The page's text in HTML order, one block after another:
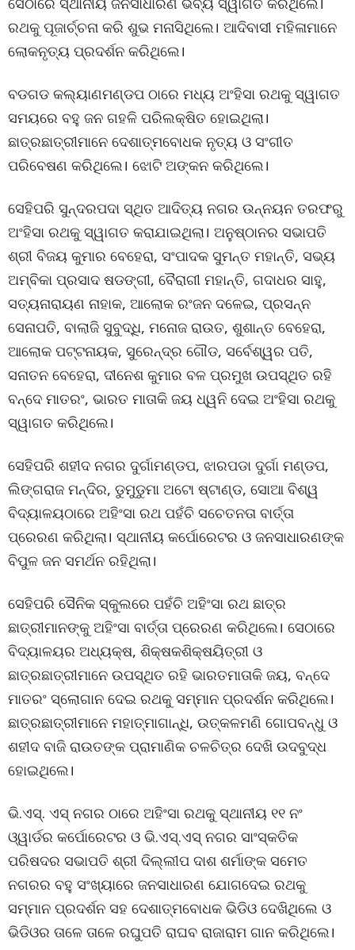
ରଥକୁ ପୂଜାର୍ଚ୍ଚନା କରି ଶୁଭ ମନାସିଥିଲେ। ଆଦିବାସୀ ମହିଳାମାନେ
ଲୋକନୃତ୍ୟ ପ୍ରଦର୍ଶନ କରିଥିଲେ।
ବଡଗଡ କଲ୍ୟାଣମଣ୍ଡପ ଠାରେ ମଧ୍ୟ ଅଂହିସା ରଥକୁ ସ୍ୱାଗତ
ସମୟରେ ବହୁ ଜନ ଗହଳି ପରିଲକ୍ଷିତ ହୋଇଥିଲା।
ଛାତ୍ରଛାତ୍ରୀମାନେ ଦେଶାତ୍ମବୋଧକ ନୃତ୍ୟ ଓ ସଂଗୀତ
ପରିବେଷଣ କରିଥିଲେ। ଝୋଟି ଅଙ୍କନ କରିଥିଲେ।
ସେହିପରି ସୁନ୍ଦରପଦା ସ୍ଥିତ ଆଦିତ୍ୟ ନଗର ଉନ୍ନୟନ ତରଫରୁ
ଅଂହିସା ରଥକୁ ସ୍ୱାଗତ କରାଯାଇଥିଲା। ଅନୁଷ୍ଠାନର ସଭାପତି
ଶ୍ରୀ ବିଜୟ କୁମାର ବେହେରା, ସଂପାଦକ ସୁମନ୍ତ ମହାନ୍ତି, ସଭ୍ୟ
ଅମ୍ବିକା ପ୍ରସାଦ ଷଡଙ୍ଗୀ, ବୈରାଗୀ ମହାନ୍ତି, ଗଦାଧର ସାହୁ,
ସତ୍ୟନାରାୟଣ ନାହାକ, ଆଲୋକ ରଂଜନ ଦଳେଇ, ପ୍ରସନ୍ନ
ସେନାପତି, ବାଲାଜି ସୁବୁଦ୍ଧି, ମନୋଜ ରାଉତ, ଶୁଶାନ୍ତ ବେହେରା,
ଆଲୋକ ପଟ୍ଟନାୟକ, ସୁରେନ୍ଦ୍ର ଗୌଡ, ସର୍ବେଶ୍ୱର ପତି,
ସନାତନ ବେହେରା, ଦୀନେଶ କୁମାର ବଳ ପ୍ରମୁଖ ଉପସ୍ଥିତ ରହି
ବନ୍ଦେ ମାତରଂ, ଭାରତ ମାତାକି ଜୟ ଧ୍ୱନି ଦେଇ ଅଂହିସା ରଥକୁ
ସ୍ୱାଗତ କରିଥିଲେ।
ସେହିପରି ଶହୀଦ ନଗର ଦୁର୍ଗାମଣ୍ଡପ, ଝାରପଡା ଦୁର୍ଗା ମଣ୍ଡପ,
ଲିଙ୍ଗରାଜ ମନ୍ଦିର, ଡୁମୁଡୁମା ଅଟୋ ଷ୍ଟାଣ୍ଡ, ସୋଆ ବିଶ୍ୱ
ବିଦ୍ୟାଳୟଠାରେ ଅହିଂସା ରଥ ପହଁଚି ସଚେତନତା ବାର୍ତ୍ତା
ପ୍ରେରଣ କରିଥିଲା। ସ୍ଥାନୀୟ କର୍ପୋରେଟର ଓ ଜନସାଧାରଣଙ୍କ
ବିପୁଳ ଜନ ସମର୍ଥନ ରହିଥିଲା।
ସେହିପରି ସୈନିକ ସ୍କୁଲରେ ପହଁଚି ଅହିଂସା ରଥ ଛାତ୍ର
ଛାତ୍ରୀମାନଙ୍କୁ ଅହିଂସା ବାର୍ତ୍ତା ପ୍ରେରଣ କରିଥିଲେ। ସେଠାରେ
ବିଦ୍ୟାଳୟର ଅଧ୍ୟକ୍ଷ, ଶିକ୍ଷକଶିକ୍ଷୟିତ୍ରୀ ଓ
ଛାତ୍ରଛାତ୍ରୀମାନେ ଉପସ୍ଥିତ ରହି ଭାରତମାତାକି ଜୟ, ବନ୍ଦେ
ମାତରଂ ସ୍ଲୋଗାନ ଦେଇ ରଥକୁ ସମ୍ମାନ ପ୍ରଦର୍ଶନ କରିଥିଲେ।
ଛାତ୍ରଛାତ୍ରୀମାନେ ମହାତ୍ମାଗାନ୍ଧି, ଉତ୍କଳମଣି ଗୋପବନ୍ଧୁ ଓ
ଶହୀଦ ବାଜି ରାଉତଙ୍କ ପ୍ରାମାଣିକ ଚଳଚିତ୍ର ଦେଖି ଉଦବୁଦ୍ଧ
ହୋଇଥିଲେ।
ଭି.ଏସ୍. ଏସ୍ ନଗର ଠାରେ ଅହିଂସା ରଥକୁ ସ୍ଥାନୀୟ ୧୧ ନଂ
ଓ୍ୱାର୍ଡର କର୍ପୋରେଟର ଓ ଭି.ଏସ୍.ଏସ୍ ନଗର ସାଂସ୍କତିକ
ପରିଷଦର ସଭାପତି ଶ୍ରୀ ଦିଲ୍ଲୀପ ଦାଶ ଶର୍ମାଙ୍କ ସମେତ
ନଗରର ବହୁ ସଂଖ୍ୟାରେ ଜନସାଧାରଣ ଯୋଗଦେଇ ରଥକୁ
ସମ୍ମାନ ପ୍ରଦର୍ଶନ ସହ ଦେଶାତ୍ମବୋଧକ ଭିଡିଓ ଦେଖିଥିଲେ ଓ
ଭିଡିଓର ତାଳେ ତାଳେ ରଘୁପତି ରାଘବ ରାଜାରାମ ଗାନ କରିଥିଲେ।